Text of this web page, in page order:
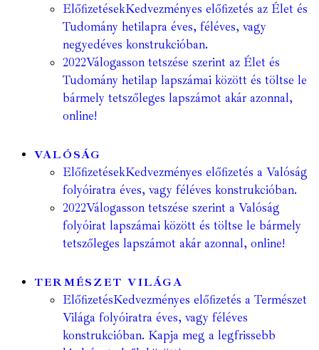
ElőfizetésekKedvezményes előfizetés az Élet és
Tudomány hetilapra éves, féléves, vagy
negyedéves konstrukcióban.
2022Válogasson tetszése szerint az Élet és
Tudomány hetilap lapszámai között és töltse le
bármely tetszőleges lapszámot akár azonnal,
online!
VALÓSÁG
ElőfizetésekKedvezményes előfizetés a Valóság
folyóiratra éves, vagy féléves konstrukcióban.
2022Válogasson tetszése szerint a Valóság
folyóirat lapszámai között és töltse le bármely
tetszőleges lapszámot akár azonnal, online!
TERMÉSZET VILÁGA
ElőfizetésKedvezményes előfizetés a Természet
Világa folyóiratra éves, vagy féléves
konstrukcióban. Kapja meg a legfrissebb